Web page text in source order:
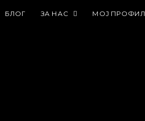
БЛОГ ЗА НАС МОЈ ПРОФИЛ